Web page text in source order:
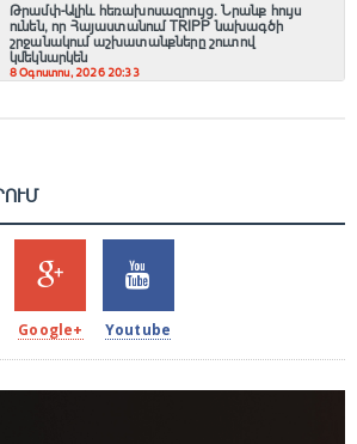
Թրամփ-Ալիև հեռախոսազրույց. Նրանք հույս
ունեն, որ Հայաստանում TRIPP նախագծի
շրջանակում աշխատանքները շուտով
կմեկնարկեն
8 Օգոստոս, 2026 20:33
203
SHARES
Google+
620
SHARES
Youtube